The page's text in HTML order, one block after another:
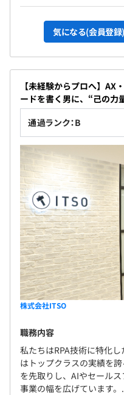
気になる(会員登録)
【未経験からプロへ】AX
ードを書く男に、“己の力
通過ランク：B
株式会社ITSO
職務内容
私たちはRPA技術に特化
はトップクラスの実績を
を先取りし、AIやセールス
事業の幅を広げています。